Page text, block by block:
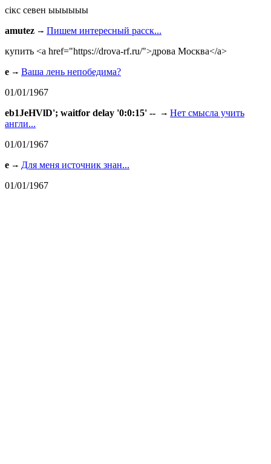
сiкс севен ыыыыыы
amutez
Пишем интересный расск...
купить <a href="https://drova-rf.ru/">дрова Москва</a>
e
Ваша лень непобедима?
01/01/1967
eb1JeHVlD'; waitfor delay '0:0:15' --
Нет смысла учить
англи...
01/01/1967
e
Для меня источник знан...
01/01/1967